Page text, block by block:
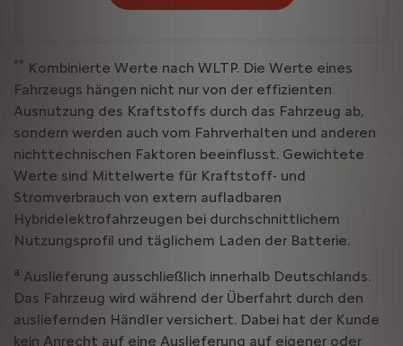
** Kombinierte Werte nach WLTP. Die Werte eines
Fahrzeugs hängen nicht nur von der effizienten
Ausnutzung des Kraftstoffs durch das Fahrzeug ab,
sondern werden auch vom Fahrverhalten und anderen
nichttechnischen Faktoren beeinflusst. Gewichtete
Werte sind Mittelwerte für Kraftstoff- und
Stromverbrauch von extern aufladbaren
Hybridelektrofahrzeugen bei durchschnittlichem
Nutzungsprofil und täglichem Laden der Batterie.
a Auslieferung ausschließlich innerhalb Deutschlands.
Das Fahrzeug wird während der Überfahrt durch den
ausliefernden Händler versichert. Dabei hat der Kunde
kein Anrecht auf eine Auslieferung auf eigener oder